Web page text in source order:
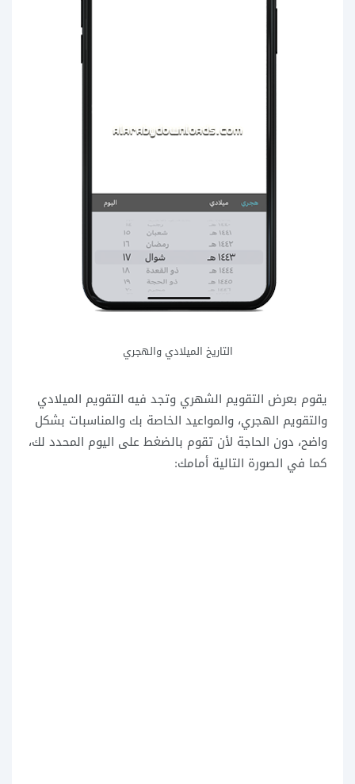
التاريخ الميلادي والهجري
يقوم بعرض التقويم الشهري وتجد فيه التقويم الميلادي
والتقويم الهجري، والمواعيد الخاصة بك والمناسبات بشكل
واضح، دون الحاجة لأن تقوم بالضغط على اليوم المحدد لك،
كما في الصورة التالية أمامك: